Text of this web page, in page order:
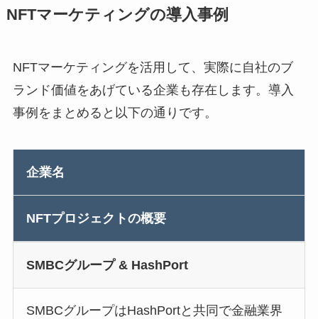
NFTマーケティングの導入事例
NFTマーケティングを活用して、実際に自社のブ
ランド価値をあげている企業も存在します。導入
事例をまとめると以下の通りです。
企業名
NFTプロジェクトの概要
SMBCグループ & HashPort
SMBCグループはHashPortと共同で金融業界